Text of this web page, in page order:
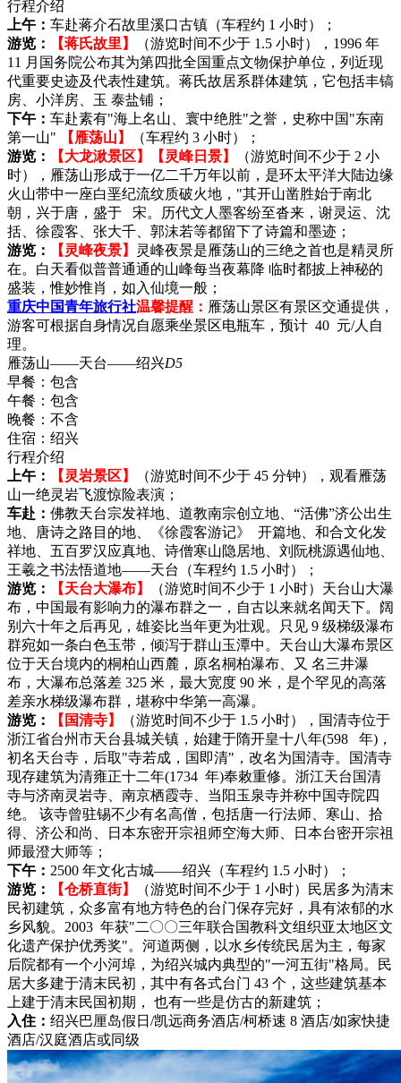
行程介绍
上午： 车赴蒋介石故里溪口古镇（车程约 1 小时）；
游览：
【蒋氏故里】
（游览时间不少于 1.5 小时），1996 年
11 月国务院公布其为第四批全国重点文物保护单位，列近现
代重要史迹及代表性建筑。蒋氏故居系群体建筑，它包括丰镐
房、小洋房、玉 泰盐铺；
下午： 车赴素有"海上名山、寰中绝胜"之誉，史称中国"东南
第一山"
【雁荡山】
（车程约 3 小时）；
游览：
【大龙湫景区】【灵峰日景】
（游览时间不少于 2 小
时），雁荡山形成于一亿二千万年以前，是环太平洋大陆边缘
火山带中一座白垩纪流纹质破火地，"其开山凿胜始于南北
朝，兴于唐，盛于 宋。历代文人墨客纷至沓来，谢灵运、沈
括、徐霞客、张大千、郭沫若等都留下了诗篇和墨迹；
游览：
【灵峰夜景】
灵峰夜景是雁荡山的三绝之首也是精灵所
在。白天看似普普通通的山峰每当夜幕降 临时都披上神秘的
盛装，惟妙惟肖，如入仙境一般；
重庆中国青年旅行社温馨提醒： 雁荡山景区有景区交通提供，
游客可根据自身情况自愿乘坐景区电瓶车，预计 40 元/人自
理。
雁荡山——天台——绍兴D5
早餐： 包含
午餐： 包含
晚餐： 不含
住宿： 绍兴
行程介绍
上午：
【灵岩景区】
（游览时间不少于 45 分钟），观看雁荡
山一绝灵岩飞渡惊险表演；
车赴： 佛教天台宗发祥地、道教南宗创立地、“活佛”济公出生
地、唐诗之路目的地、《徐霞客游记》 开篇地、和合文化发
祥地、五百罗汉应真地、诗僧寒山隐居地、刘阮桃源遇仙地、
王羲之书法悟道地——天台（车程约 1.5 小时）；
游览：
【天台大瀑布】
（游览时间不少于 1 小时）天台山大瀑
布，中国最有影响力的瀑布群之一，自古以来就名闻天下。阔
别六十年之后再见，雄姿比当年更为壮观。只见 9 级梯级瀑布
群宛如一条白色玉带，倾泻于群山玉潭中。天台山大瀑布景区
位于天台境内的桐柏山西麓，原名桐柏瀑布、又 名三井瀑
布，大瀑布总落差 325 米，最大宽度 90 米，是个罕见的高落
差亲水梯级瀑布群，堪称中华第一高瀑。
游览：
【国清寺】
（游览时间不少于 1.5 小时），国清寺位于
浙江省台州市天台县城关镇，始建于隋开皇十八年(598 年)，
初名天台寺，后取"寺若成，国即清"，改名为国清寺。国清寺
现存建筑为清雍正十二年(1734 年)奉敕重修。浙江天台国清
寺与济南灵岩寺、南京栖霞寺、当阳玉泉寺并称中国寺院四
绝。 该寺曾驻锡不少有名高僧，包括唐一行法师、寒山、拾
得、济公和尚、日本东密开宗祖师空海大师、日本台密开宗祖
师最澄大师等；
下午： 2500 年文化古城——绍兴（车程约 1.5 小时）；
游览：
【仓桥直街】
（游览时间不少于 1 小时）民居多为清末
民初建筑，众多富有地方特色的台门保存完好，具有浓郁的水
乡风貌。2003 年获"二〇〇三年联合国教科文组织亚太地区文
化遗产保护优秀奖"。河道两侧，以水乡传统民居为主，每家
后院都有一个小河埠，为绍兴城内典型的"一河五街"格局。民
居大多建于清末民初，其中有各式台门 43 个，这些建筑基本
上建于清末民国初期， 也有一些是仿古的新建筑；
入住： 绍兴巴厘岛假日/凯远商务酒店/柯桥速 8 酒店/如家快捷
酒店/汉庭酒店或同级